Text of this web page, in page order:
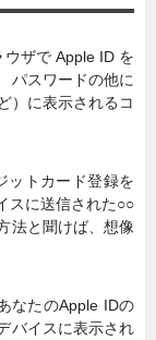
ザで Apple ID を
パスワードの他に
）に表示されるコ
ットカード登録を
スに送信された○○
法と聞けば、想像
なたのApple IDの
バイスに表示され